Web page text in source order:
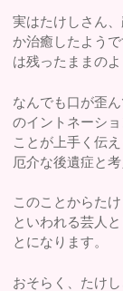
実はたけしさん
か治癒したよう
は残ったままのよ
なんでも口が歪
のイントネーシ
ことが上手く伝
厄介な後遺症と
このことからた
といわれる芸人
とになります。
おそらく、たけ